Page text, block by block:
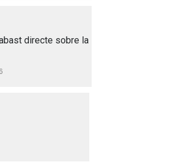
directe sobre la